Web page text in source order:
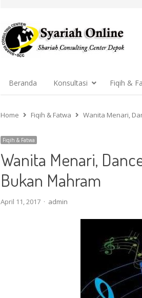
Beranda Konsultasi Fiqih &
Home
Fiqih & Fatwa Wanita Menari,
Fiqih & Fatwa
Wanita Menari,
Bukan Mahram
April 11, 2017 Author
admin